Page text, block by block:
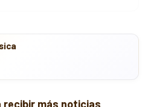
recibir más noticias